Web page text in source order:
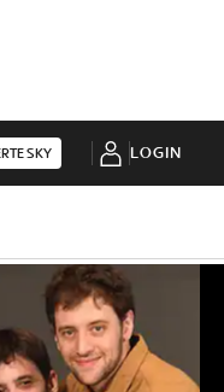
SKY LOGIN